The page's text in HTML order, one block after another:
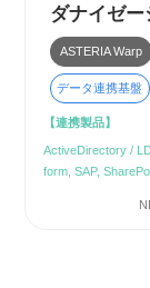
ダナイゼー
ASTERIA Warp
データ連携基盤
【連携製品】
ActiveDirectory /
form, SAP,